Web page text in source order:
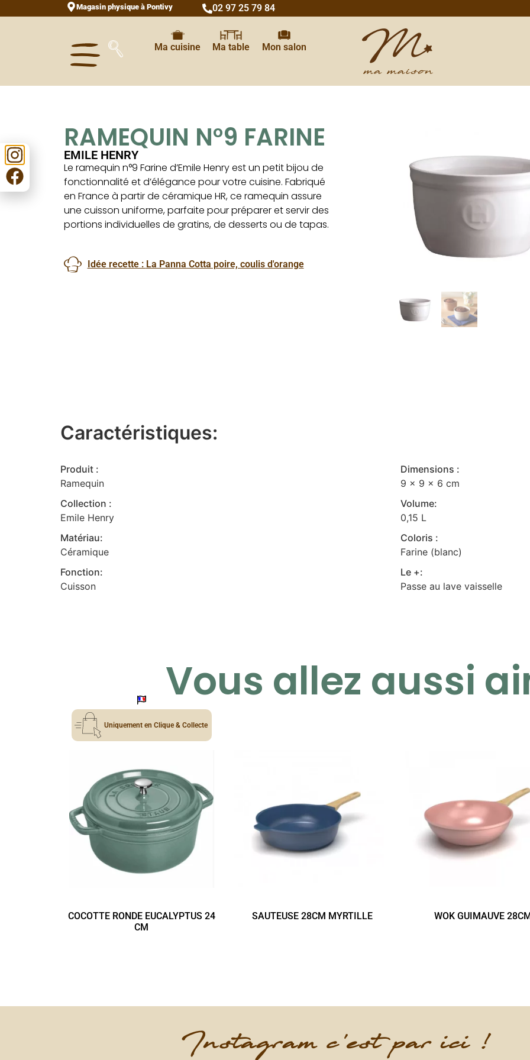
Magasin physique à Pontivy 02 97 25 79 84
Ma cuisine Ma table
Mon salon
RAMEQUIN N°9 FARINE
EMILE HENRY
Le ramequin n°9 Farine d’Emile Henry est un petit bijou de
fonctionnalité et d’élégance pour votre cuisine. Fabriqué
en France à partir de céramique HR, ce ramequin assure
une cuisson uniforme, parfaite pour préparer et servir des
portions individuelles de gratins, de desserts ou de tapas.
Idée recette : La Panna Cotta poire, coulis d'orange
Caractéristiques:
Produit :
Ramequin
Dimensions :
9 x 9 x 6 cm
Collection :
Emile Henry
Volume:
0,15 L
Matériau:
Céramique
Coloris :
Farine (blanc)
Fonction:
Cuisson
Le +:
Passe au lave vaisselle
Vous allez aussi
Uniquement en Clique & Collecte
COCOTTE RONDE EUCALYPTUS 24
CM
SAUTEUSE 28CM MYRTILLE WOK GUIMAUVE
Instagram c'est par ici !